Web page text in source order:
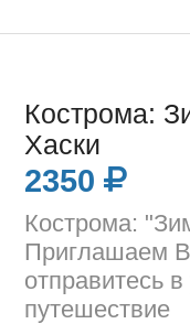
Кострома:
Хаски
2350
Кострома:
Приглашаем
отправитесь
путешествие